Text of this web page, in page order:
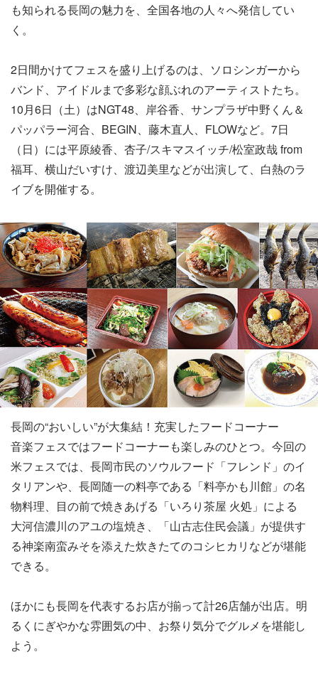
も知られる長岡の魅力を、全国各地の人々へ発信してい
く。
2日間かけてフェスを盛り上げるのは、ソロシンガーから
バンド、アイドルまで多彩な顔ぶれのアーティストたち。
10月6日（土）はNGT48、岸谷香、サンプラザ中野くん＆
パッパラー河合、BEGIN、藤木直人、FLOWなど。7日
（日）には平原綾香、杏子/スキマスイッチ/松室政哉 from
福耳、横山だいすけ、渡辺美里などが出演して、白熱のラ
イブを開催する。
長岡の“おいしい”が大集結！充実したフードコーナー
音楽フェスではフードコーナーも楽しみのひとつ。今回の
米フェスでは、長岡市民のソウルフード「フレンド」のイ
タリアンや、長岡随一の料亭である「料亭かも川館」の名
物料理、目の前で焼きあげる「いろり茶屋 火処」による
大河信濃川のアユの塩焼き、「山古志住民会議」が提供す
る神楽南蛮みそを添えた炊きたてのコシヒカリなどが堪能
できる。
ほかにも長岡を代表するお店が揃って計26店舗が出店。明
るくにぎやかな雰囲気の中、お祭り気分でグルメを堪能し
よう。